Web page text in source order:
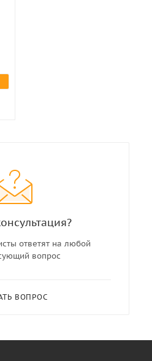
ответят на любой
вопрос
ВОПРОС